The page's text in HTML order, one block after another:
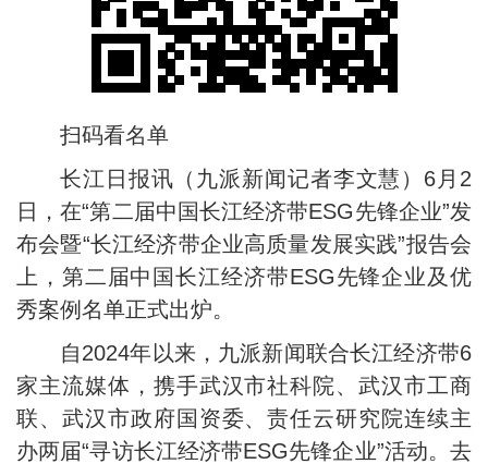
扫码看名单
长江日报讯（九派新闻记者李文慧）6月2
日，在“第二届中国长江经济带ESG先锋企业”发
布会暨“长江经济带企业高质量发展实践”报告会
上，第二届中国长江经济带ESG先锋企业及优
秀案例名单正式出炉。
自2024年以来，九派新闻联合长江经济带6
家主流媒体，携手武汉市社科院、武汉市工商
联、武汉市政府国资委、责任云研究院连续主
办两届“寻访长江经济带ESG先锋企业”活动。去